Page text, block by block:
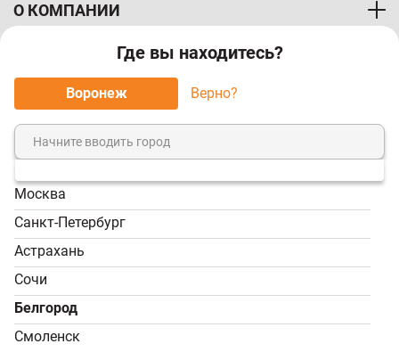
Где вы находитесь?
Воронеж Верно?
Москва
Санкт-Петербург
Астрахань
Сочи
Белгород
Смоленск
О КОМПАНИИ
ПОКУПАТЕЛЯМ
МЫ ПРИНИМАЕМ К ОПЛАТЕ:
8 (800) 7-000-828
Звонок бесплатный!
Пн-Пт, 9:00-18:00; Сб -
Вс, 9:00-17:00
info@tvoy-usadba.ru